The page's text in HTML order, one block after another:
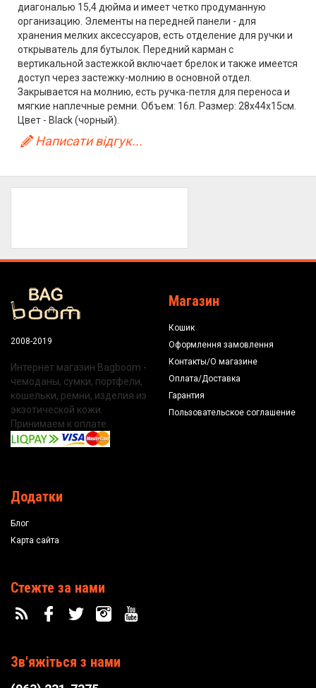
диагональю 15,4 дюйма и имеет четко продуманную
организацию. Элементы на передней панели - для
хранения мелких аксессуаров, есть отделение для ручки и
открыватель для бутылок. Передний карман с
вертикальной застежкой включает брелок и также имеется
доступ через застежку-молнию в основной отдел.
Закрывается на молнию, есть ручка-петля для переноса и
мягкие наплечные ремни. Объем: 16л. Размер: 28x44x15см.
Цвет - Black (чорный).
Написати відгук...
2008-2019
Интернет магазин Bagboom -
чемоданы, сумки, портфели,
кошельки, ремни, изделия из
экзотической кожи.
Принимаем к оплате:
Магазин
Кошик
Оформлення замовлення
Контакты/О магазине
Оплата/Доставка
Гарантия
Пользовательское соглашение
Додатки
Блог
Карта сайта
Стежте за нами
Зв'яжіться з нами